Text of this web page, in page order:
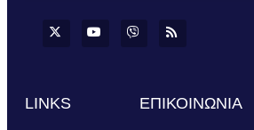
LINKS ΕΠΙΚΟΙΝΩΝΙΑ